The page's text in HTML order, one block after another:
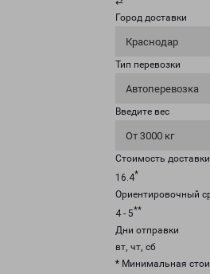
Город доставки
Краснодар
Тип перевозки
Автоперевозка
Введите вес
От 3000 кг
Стоимость
16.4*
Ориентировочный
4 - 5**
Дни отправки
вт, чт, сб
* Минимальная